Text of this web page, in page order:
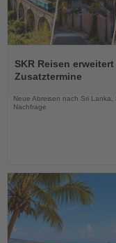
Sie
die
SKR Reisen
Zusatztermine
Neue Abreisen nach Sri
Nachfrage